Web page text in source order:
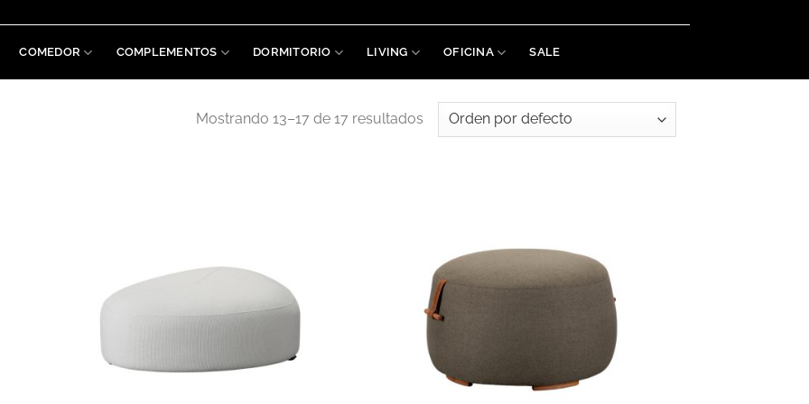
COMEDOR COMPLEMENTOS DORMITORIO LIVING OFICINA SALE
Mostrando 13–17 de 17 resultados